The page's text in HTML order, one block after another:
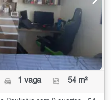
1 vaga 54 m²